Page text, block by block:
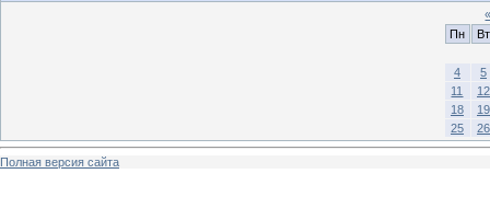
Пн
Вт
4
5
11
12
18
19
25
26
Полная версия сайта